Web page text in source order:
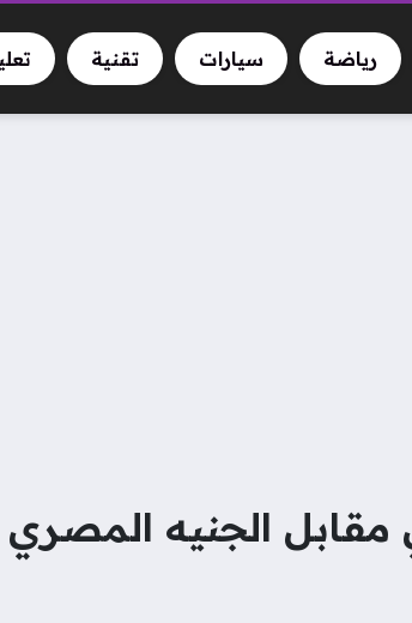
رياضة سيارات تقنية
الجنيه المصري